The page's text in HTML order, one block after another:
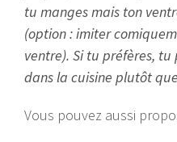
tu manges mais ton
(option : imiter
ventre). Si tu préfères,
dans la cuisine plutôt
Vous pouvez aussi